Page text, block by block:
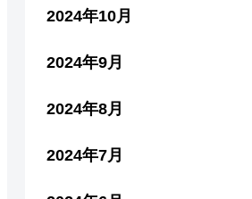
2024年10月
2024年9月
2024年8月
2024年7月